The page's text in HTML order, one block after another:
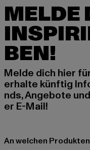
MELDE
BEN!
Melde dich hier
erhalte künftig
nds, Angebote
er E-Mail!
An welchen